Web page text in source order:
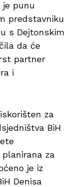
punu
predstavniku
s Dejtonskim
da će
partner
i
za
BiH
za
je iz
Denisa